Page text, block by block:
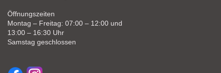
Öffnungszeiten
Montag – Freitag: 07:00 – 12:00 und
13:00 – 16:30 Uhr
Samstag geschlossen